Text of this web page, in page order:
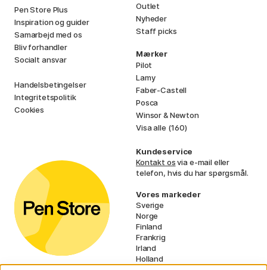
Pen Store Plus
Inspiration og guider
Samarbejd med os
Bliv forhandler
Socialt ansvar
Handelsbetingelser
Integritetspolitik
Cookies
Outlet
Nyheder
Staff picks
Mærker
Pilot
Lamy
Faber-Castell
Posca
Winsor & Newton
Visa alle (160)
Kundeservice
Kontakt osvia e-mail eller
telefon, hvis du har spørgsmål.
Vores markeder
Sverige
Norge
Finland
Frankrig
Irland
Holland